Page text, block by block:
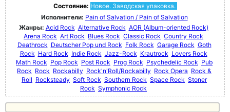
Состояние: Новое. Заводская упаковка.
Исполнители: Pain of Salvation / Pain of Salvation
Жанры: Acid Rock Alternative Rock AOR (Album-oriented Rock)
Arena Rock Art Rock Blues Rock Classic Rock Country Rock
Deathrock Deutscher Pop und Rock Folk Rock Garage Rock Goth
Rock Hard Rock Indie Rock Jazz-Rock Krautrock Lovers Rock
Math Rock Pop Rock Post Rock Prog Rock Psychedelic Rock Pub
Rock Rock Rockabilly Rock'n'Roll/Rockabilly Rock Opera Rock &
Roll Rocksteady Soft Rock Southern Rock Space Rock Stoner
Rock Symphonic Rock